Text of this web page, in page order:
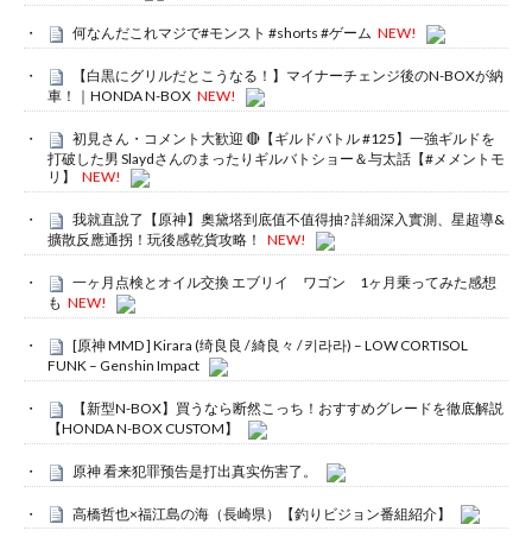
何なんだこれマジで#モンスト #shorts #ゲーム NEW!
【白黒にグリルだとこうなる！】マイナーチェンジ後のN-BOXが納
車！｜HONDA N-BOX NEW!
初見さん・コメント大歓迎 🔴【ギルドバトル #125】一強ギルドを
打破した男 Slaydさんのまったりギルバトショー＆与太話【#メメントモ
リ】
NEW!
我就直說了【原神】奧黛塔到底值不值得抽? 詳細深入實測、星超導&
擴散反應通拐！玩後感乾貨攻略！
NEW!
一ヶ月点検とオイル交換 エブリイ ワゴン 1ヶ月乗ってみた感想
も NEW!
[原神 MMD ] Kirara (绮良良 / 綺良々 / 키라라) – LOW CORTISOL
FUNK – Genshin Impact
【新型N-BOX】買うなら断然こっち！おすすめグレードを徹底解説
【HONDA N-BOX CUSTOM】
原神 看来犯罪预告是打出真实伤害了。
高橋哲也×福江島の海（長崎県）【釣りビジョン番組紹介】